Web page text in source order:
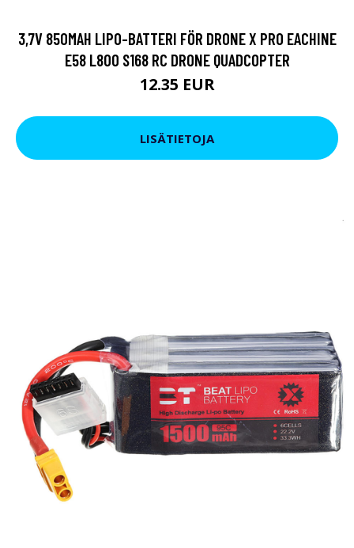
3,7V 850MAH LIPO-BATTERI FÖR DRONE X PRO EACHINE
E58 L800 S168 RC DRONE QUADCOPTER
12.35 EUR
LISÄTIETOJA